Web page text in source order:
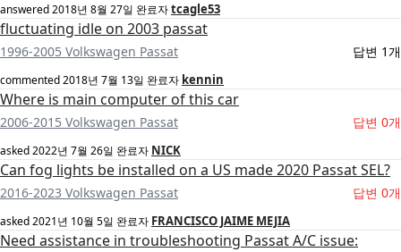
answered2018년 8월 27일 완료자tcagle53
fluctuating idle on 2003 passat
1996-2005 Volkswagen Passat 답변 1개
commented2018년 7월 13일 완료자 kennin
Where is main computer of this car
2006-2015 Volkswagen Passat 답변 0개
asked2022년 7월 26일 완료자 NICK
Can fog lights be installed on a US made 2020 Passat SEL?
2016-2023 Volkswagen Passat 답변 0개
asked2021년 10월 5일 완료자 FRANCISCO JAIME MEJIA
Need assistance in troubleshooting Passat A/C issue: